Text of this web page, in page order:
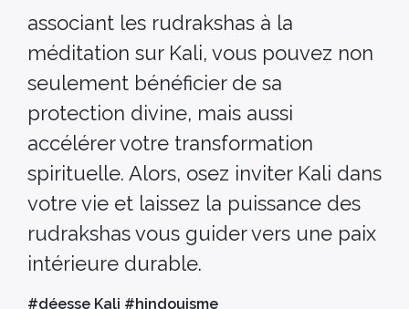
associant les rudrakshas à la
méditation sur Kali, vous pouvez non
seulement bénéficier de sa
protection divine, mais aussi
accélérer votre transformation
spirituelle. Alors, osez inviter Kali dans
votre vie et laissez la puissance des
rudrakshas vous guider vers une paix
intérieure durable.
#déesse Kali #hindouisme